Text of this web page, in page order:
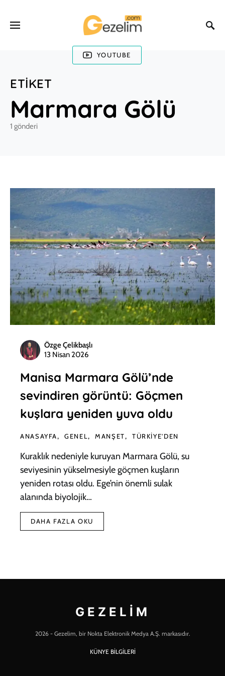
YOUTUBE
ETIKET
Marmara Gölü
1 gönderi
Özge Çelikbaşlı
13 Nisan 2026
Manisa Marmara Gölü’nde
sevindiren görüntü: Göçmen
kuşlara yeniden yuva oldu
ANASAYFA GENEL MANŞET TÜRKIYE'DEN
Kuraklık nedeniyle kuruyan Marmara Gölü, su
seviyesinin yükselmesiyle göçmen kuşların
yeniden rotası oldu. Ege’nin önemli sulak
alanında biyolojik…
DAHA FAZLA OKU
GEZELIM
2026 - Gezelim, bir Nokta Elektronik Medya A.Ş. markasıdır.
KÜNYE BİLGİLERİ